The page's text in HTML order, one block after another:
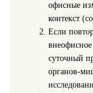
офисные
контекст
Если
суточный
органов-